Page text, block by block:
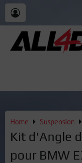
Home Suspension
Kit d'Angle
pour BMW